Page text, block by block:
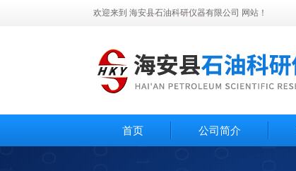
欢迎来到 海安县石油科研仪器有限公司 网站！
首页 公司简介